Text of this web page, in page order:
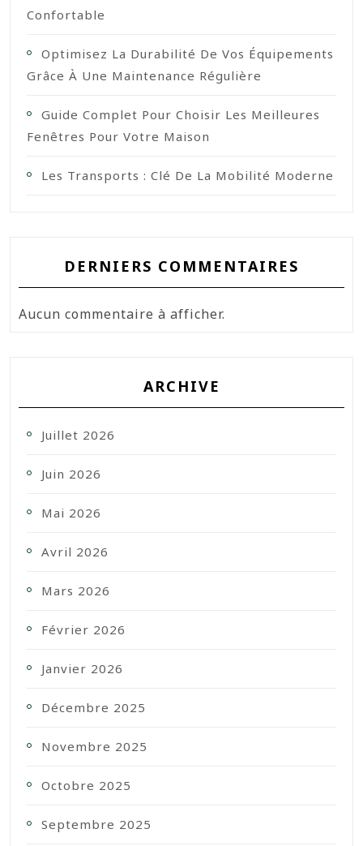
Confortable
Optimisez La Durabilité De Vos Équipements
Grâce À Une Maintenance Régulière
Guide Complet Pour Choisir Les Meilleures
Fenêtres Pour Votre Maison
Les Transports : Clé De La Mobilité Moderne
DERNIERS COMMENTAIRES
Aucun commentaire à afficher.
ARCHIVE
Juillet 2026
Juin 2026
Mai 2026
Avril 2026
Mars 2026
Février 2026
Janvier 2026
Décembre 2025
Novembre 2025
Octobre 2025
Septembre 2025